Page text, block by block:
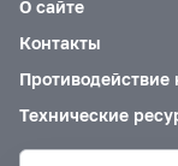
О сайте
Контакты
Противодействие
Технические